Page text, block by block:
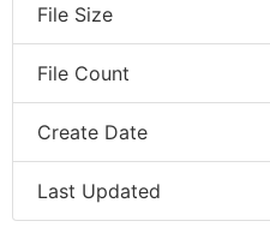
File Size
File Count
Create Date
Last Updated